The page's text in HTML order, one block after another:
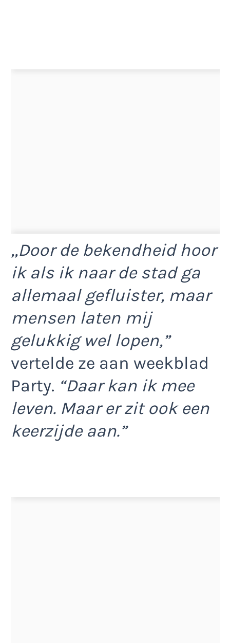
,,Door de bekendheid hoor
ik als ik naar de stad ga
allemaal gefluister, maar
mensen laten mij
gelukkig wel lopen,”
vertelde ze aan weekblad
Party. “Daar kan ik mee
leven. Maar er zit ook een
keerzijde aan.”